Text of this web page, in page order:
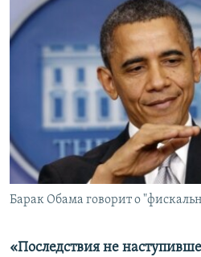
поиску
СЕВЕР.РЕАЛИИ
СИБИРЬ.РЕАЛИИ
РАСПИСАНИЕ ВЕЩАНИЯ
ПОДПИШИТЕСЬ НА
СОЦИАЛЬНЫЕ СЕТИ
Барак Обама говорит о
«Последствия не